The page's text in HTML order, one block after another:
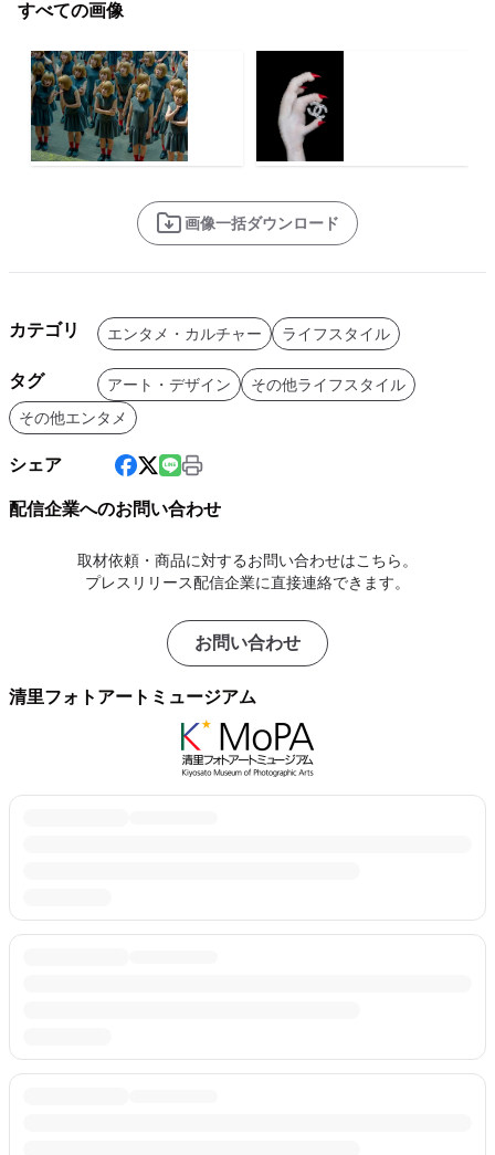
すべての画像
画像一括ダウンロード
カテゴリ エンタメ・カルチャー ライフスタイル
タグ アート・デザイン
その他ライフスタイル
その他エンタメ
シェア
配信企業へのお問い合わせ
取材依頼・商品に対するお問い合わせはこちら。
プレスリリース配信企業に直接連絡できます。
お問い合わせ
清里フォトアートミュージアム